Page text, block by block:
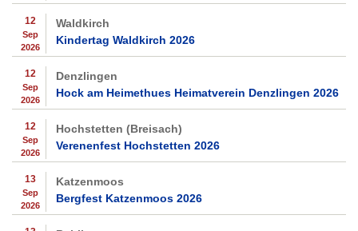
12
Sep
2026
Waldkirch
Kindertag Waldkirch 2026
12
Sep
2026
Denzlingen
Hock am Heimethues Heimatverein Denzlingen 2026
12
Sep
2026
Hochstetten (Breisach)
Verenenfest Hochstetten 2026
13
Sep
2026
Katzenmoos
Bergfest Katzenmoos 2026